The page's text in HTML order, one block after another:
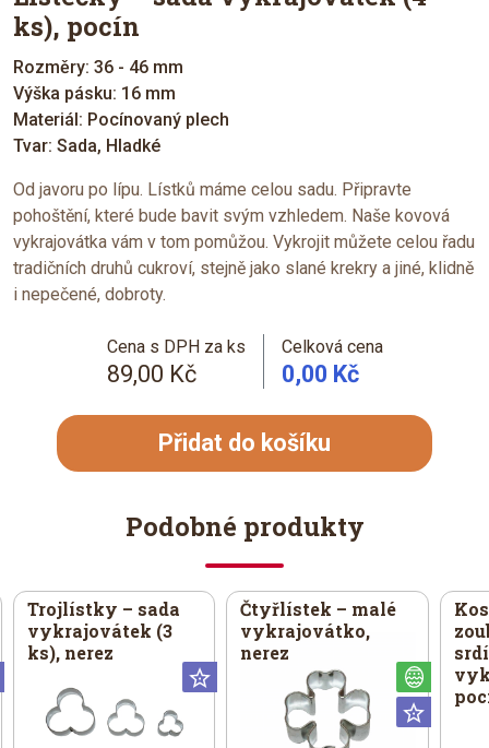
ks), pocín
Rozměry: 36 - 46 mm
Výška pásku: 16 mm
Materiál: Pocínovaný plech
Tvar: Sada, Hladké
Od javoru po lípu. Lístků máme celou sadu. Připravte
pohoštění, které bude bavit svým vzhledem. Naše kovová
vykrajovátka vám v tom pomůžou. Vykrojit můžete celou řadu
tradičních druhů cukroví, stejně jako slané krekry a jiné, klidně
i nepečené, dobroty.
Cena s DPH za ks
89,00 Kč
Celková cena
0,00 Kč
Přidat do košíku
Podobné produkty
Universální
Trojlístky – sada
vykrajovátek (3
ks), nerez
Čtyřlístek – malé
vykrajovátko,
nerez